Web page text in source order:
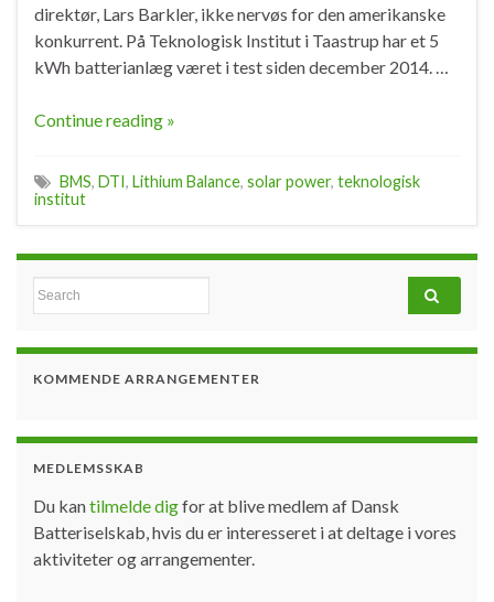
direktør, Lars Barkler, ikke nervøs for den amerikanske
konkurrent. På Teknologisk Institut i Taastrup har et 5
kWh batterianlæg været i test siden december 2014. …
Continue reading »
BMS, DTI, Lithium Balance, solar power, teknologisk
institut
Search for:
KOMMENDE ARRANGEMENTER
MEDLEMSSKAB
Du kantilmelde digfor at blive medlem af Dansk
Batteriselskab, hvis du er interesseret i at deltage i vores
aktiviteter og arrangementer.